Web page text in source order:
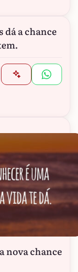
dá a chance
nova chance